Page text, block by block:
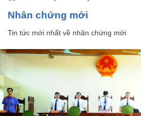
nhân chứng mới
Tin tức mới nhất về nhân chứng mới